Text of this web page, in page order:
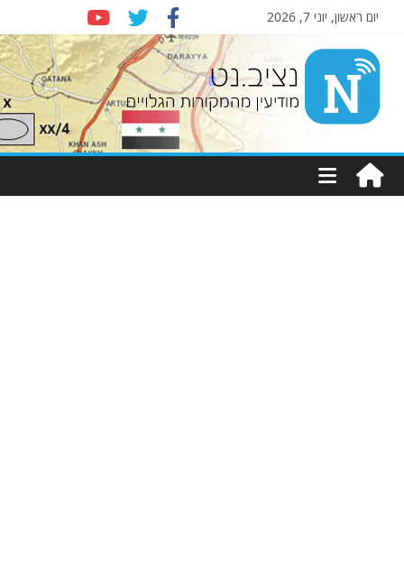
יום ראשון, יוני 7, 2026
Nziv.net
מודיעין
מהמקורות